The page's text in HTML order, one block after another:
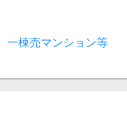
一棟売マンション等